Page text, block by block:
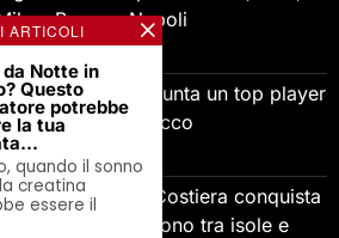
Roma e Napoli
7 Agosto 2026
Napoli, spunta un top player
per l’attacco
7 Agosto 2026
in traghetto: la Costiera conquista
gli italiani si dividono tra isole e
ARTICOLI
da Notte in
Questo
potrebbe
la tua
quando il sonno
creatina
essere il